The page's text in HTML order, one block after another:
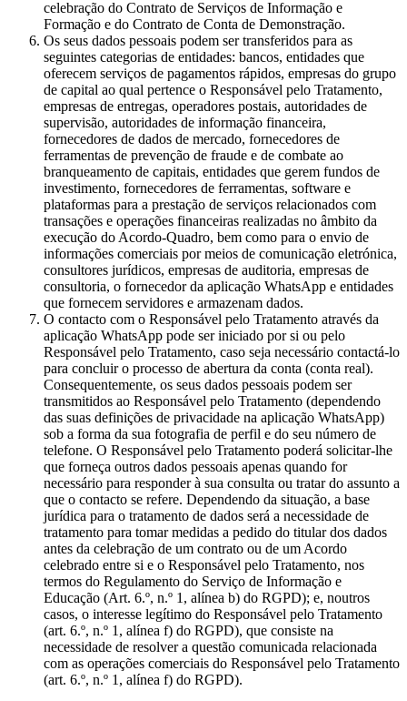
celebração do Contrato de Serviços de Informação e
Formação e do Contrato de Conta de Demonstração.
Os seus dados pessoais podem ser transferidos para as
seguintes categorias de entidades: bancos, entidades que
oferecem serviços de pagamentos rápidos, empresas do grupo
de capital ao qual pertence o Responsável pelo Tratamento,
empresas de entregas, operadores postais, autoridades de
supervisão, autoridades de informação financeira,
fornecedores de dados de mercado, fornecedores de
ferramentas de prevenção de fraude e de combate ao
branqueamento de capitais, entidades que gerem fundos de
investimento, fornecedores de ferramentas, software e
plataformas para a prestação de serviços relacionados com
transações e operações financeiras realizadas no âmbito da
execução do Acordo-Quadro, bem como para o envio de
informações comerciais por meios de comunicação eletrónica,
consultores jurídicos, empresas de auditoria, empresas de
consultoria, o fornecedor da aplicação WhatsApp e entidades
que fornecem servidores e armazenam dados.
O contacto com o Responsável pelo Tratamento através da
aplicação WhatsApp pode ser iniciado por si ou pelo
Responsável pelo Tratamento, caso seja necessário contactá-lo
para concluir o processo de abertura da conta (conta real).
Consequentemente, os seus dados pessoais podem ser
transmitidos ao Responsável pelo Tratamento (dependendo
das suas definições de privacidade na aplicação WhatsApp)
sob a forma da sua fotografia de perfil e do seu número de
telefone. O Responsável pelo Tratamento poderá solicitar-lhe
que forneça outros dados pessoais apenas quando for
necessário para responder à sua consulta ou tratar do assunto a
que o contacto se refere. Dependendo da situação, a base
jurídica para o tratamento de dados será a necessidade de
tratamento para tomar medidas a pedido do titular dos dados
antes da celebração de um contrato ou de um Acordo
celebrado entre si e o Responsável pelo Tratamento, nos
termos do Regulamento do Serviço de Informação e
Educação (Art. 6.º, n.º 1, alínea b) do RGPD); e, noutros
casos, o interesse legítimo do Responsável pelo Tratamento
(art. 6.º, n.º 1, alínea f) do RGPD), que consiste na
necessidade de resolver a questão comunicada relacionada
com as operações comerciais do Responsável pelo Tratamento
(art. 6.º, n.º 1, alínea f) do RGPD).